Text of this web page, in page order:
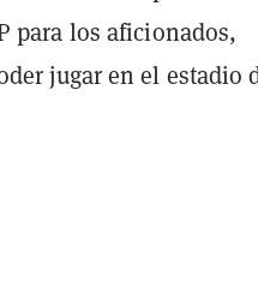
para los aficionados,
jugar en el estadio